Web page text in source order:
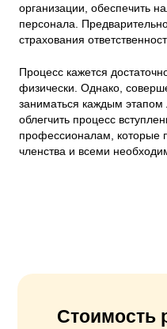
организации, обеспечить
персонала.
страхования
Процесс кажется
физически. Однако,
заниматься каждым этапом
облегчить процесс
профессионалам, которые
членства и всеми
Стоимость